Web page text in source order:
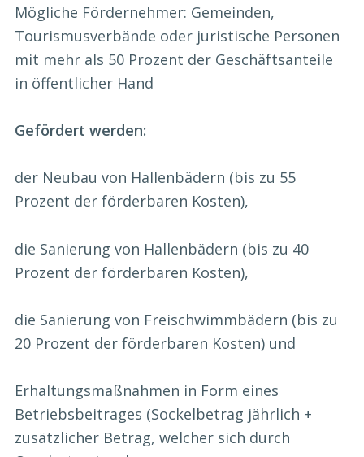
Mögliche Fördernehmer: Gemeinden,
Tourismusverbände oder juristische Personen
mit mehr als 50 Prozent der Geschäftsanteile
in öffentlicher Hand
Gefördert werden:
der Neubau von Hallenbädern (bis zu 55
Prozent der förderbaren Kosten),
die Sanierung von Hallenbädern (bis zu 40
Prozent der förderbaren Kosten),
die Sanierung von Freischwimmbädern (bis zu
20 Prozent der förderbaren Kosten) und
Erhaltungsmaßnahmen in Form eines
Betriebsbeitrages (Sockelbetrag jährlich +
zusätzlicher Betrag, welcher sich durch